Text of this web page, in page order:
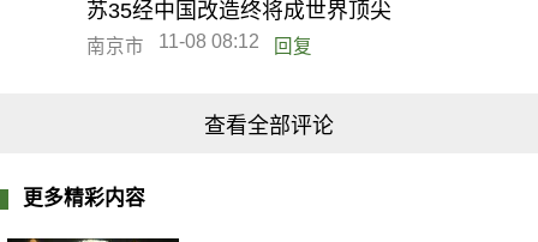
苏35经中国改造终将成世界顶尖
南京市 11-08 08:12 回复
查看全部评论
更多精彩内容